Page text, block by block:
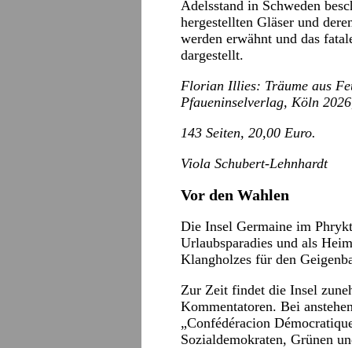
Adelsstand in Schweden
hergestellten Gläser und
werden erwähnt und das
dargestellt.
Florian Illies: Träume aus
Pfaueninselverlag, Köln
143 Seiten, 20,00 Euro.
Viola Schubert-Lehnhardt
Vor den Wahlen
Die Insel Germaine im
Urlaubsparadies und als
Klangholzes für den
Zur Zeit findet die Insel
Kommentatoren. Bei
„Confédéracion
Sozialdemokraten, Grünen